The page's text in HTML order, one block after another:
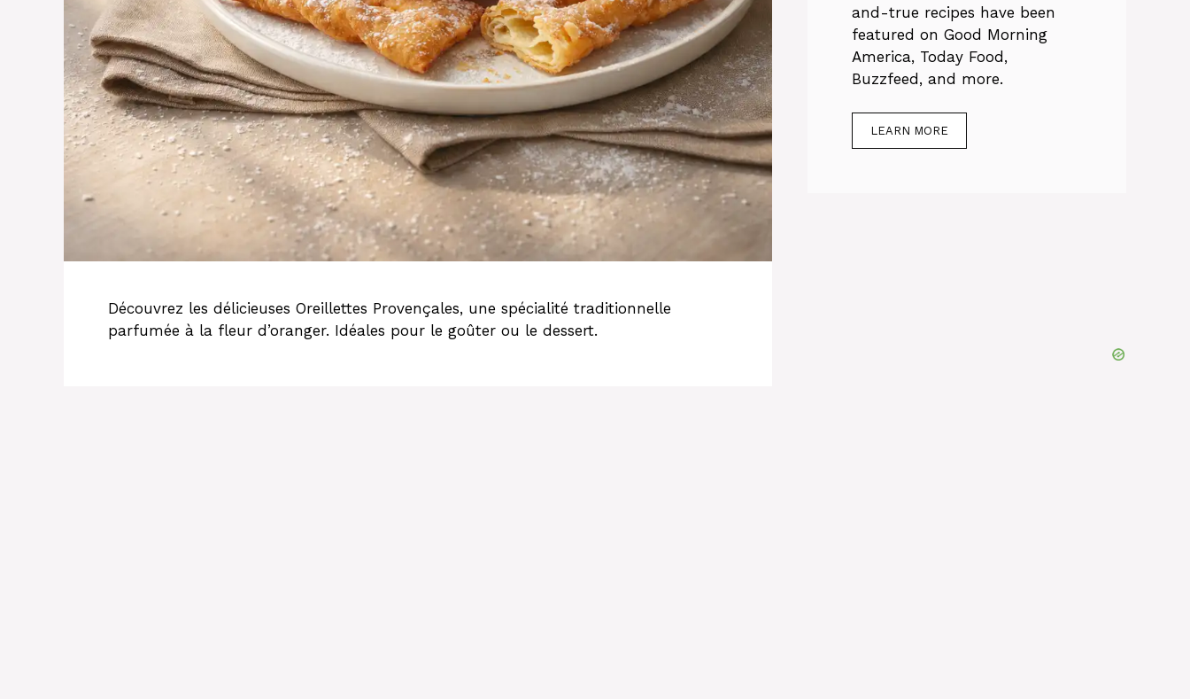
Découvrez les délicieuses Oreillettes Provençales, une spécialité traditionnelle
parfumée à la fleur d’oranger. Idéales pour le goûter ou le dessert.
and-true recipes have been
featured on Good Morning
America, Today Food,
Buzzfeed, and more.
LEARN MORE